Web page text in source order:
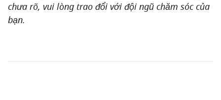
chưa rõ, vui lòng trao đổi với đội ngũ chăm sóc của
bạn.